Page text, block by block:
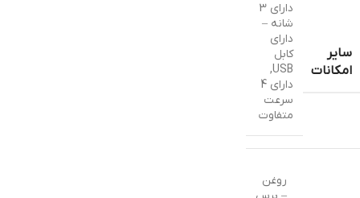
سایر
امکانات
دارای 3
شانه –
دارای
کابل
USB
,
دارای 4
سرعت
متفاوت
روغن